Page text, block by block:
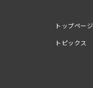
トップページ
トピックス